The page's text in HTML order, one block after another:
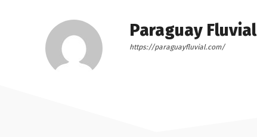
Paraguay Fluvial
https://paraguayfluvial.com/